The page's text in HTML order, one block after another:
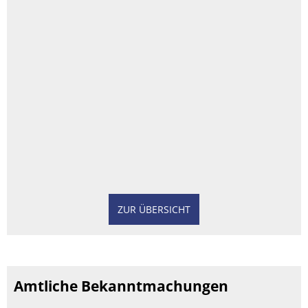
ZUR ÜBERSICHT
Amtliche Bekanntmachungen